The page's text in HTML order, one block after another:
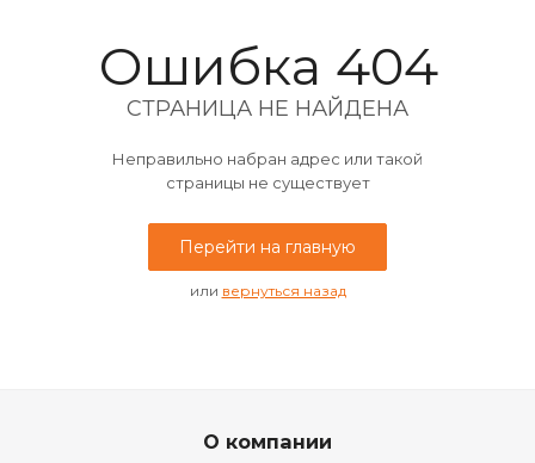
Ошибка 404
СТРАНИЦА НЕ НАЙДЕНА
Неправильно набран адрес или такой
страницы не существует
Перейти на главную
или вернуться назад
О компании